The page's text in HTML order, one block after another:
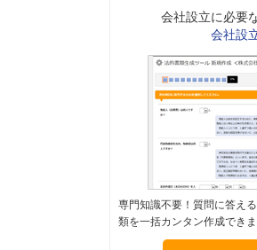
会社設立に必要
会社設
専門知識不要！質問に答え
類を一括カンタン作成できま